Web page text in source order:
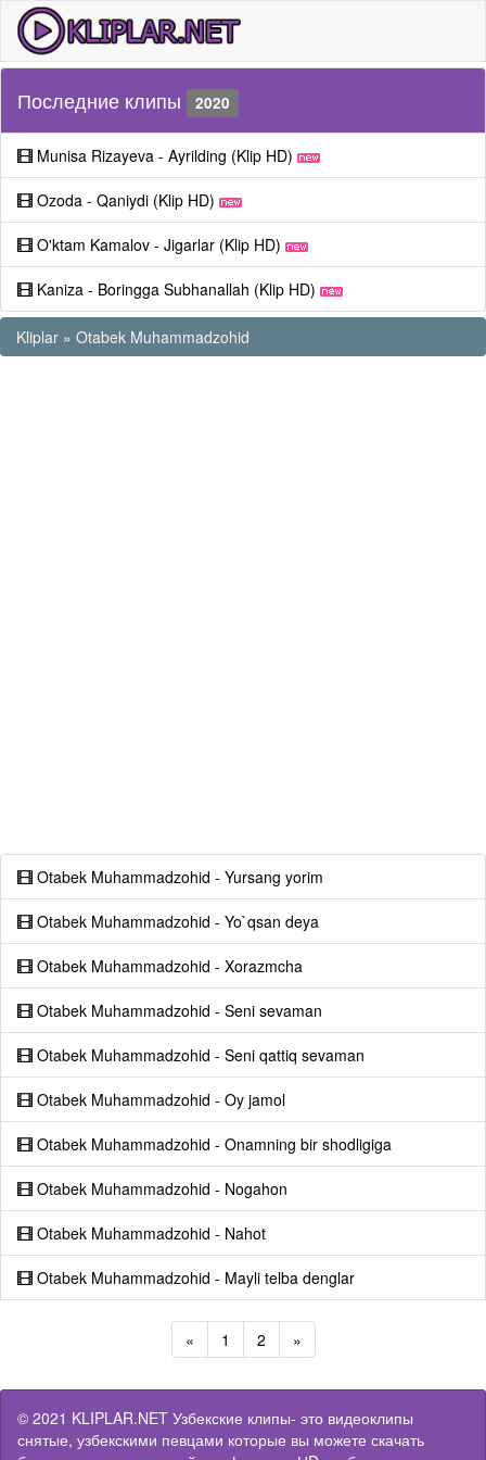
Последние клипы 2020
Munisa Rizayeva - Ayrilding (Klip HD)
Ozoda - Qaniydi (Klip HD)
O'ktam Kamalov - Jigarlar (Klip HD)
Kaniza - Boringga Subhanallah (Klip HD)
Kliplar » Otabek Muhammadzohid
Otabek Muhammadzohid - Yursang yorim
Otabek Muhammadzohid - Yo`qsan deya
Otabek Muhammadzohid - Xorazmcha
Otabek Muhammadzohid - Seni sevaman
Otabek Muhammadzohid - Seni qattiq sevaman
Otabek Muhammadzohid - Oy jamol
Otabek Muhammadzohid - Onamning bir shodligiga
Otabek Muhammadzohid - Nogahon
Otabek Muhammadzohid - Nahot
Otabek Muhammadzohid - Mayli telba denglar
« 1 2 »
© 2021 KLIPLAR.NET Узбекские клипы- это видеоклипы
снятые, узбекскими певцами которые вы можете скачать